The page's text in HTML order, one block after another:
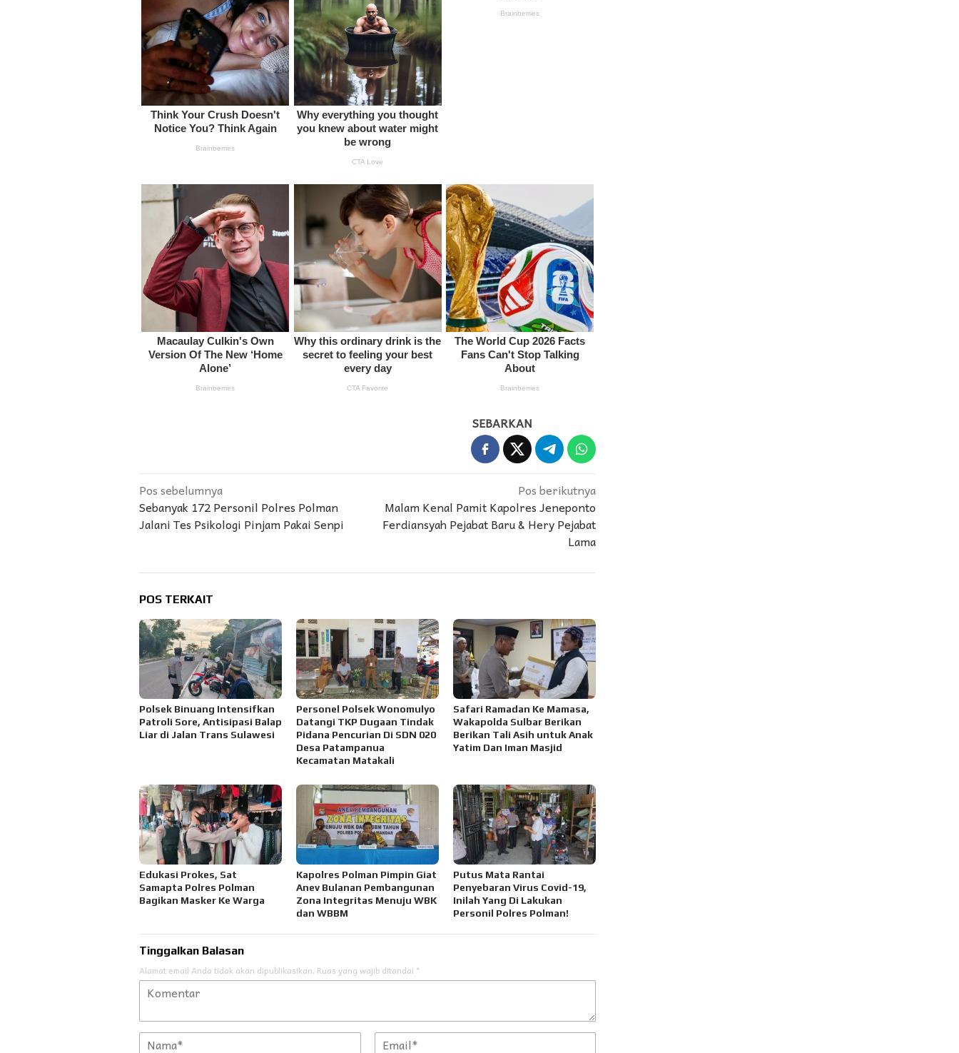
SEBARKAN
Navigasi
pos
Pos sebelumnya
Sebanyak 172 Personil Polres Polman
Jalani Tes Psikologi Pinjam Pakai Senpi
Pos berikutnya
Malam Kenal Pamit Kapolres Jeneponto
Ferdiansyah Pejabat Baru & Hery Pejabat
Lama
POS TERKAIT
Polsek Binuang Intensifkan
Patroli Sore, Antisipasi Balap
Liar di Jalan Trans Sulawesi
Personel Polsek Wonomulyo
Datangi TKP Dugaan Tindak
Pidana Pencurian Di SDN 020
Desa Patampanua
Kecamatan Matakali
Safari Ramadan Ke Mamasa,
Wakapolda Sulbar Berikan
Berikan Tali Asih untuk Anak
Yatim Dan Iman Masjid
Edukasi Prokes, Sat
Samapta Polres Polman
Bagikan Masker Ke Warga
Kapolres Polman Pimpin Giat
Anev Bulanan Pembangunan
Zona Integritas Menuju WBK
dan WBBM
Putus Mata Rantai
Penyebaran Virus Covid-19,
Inilah Yang Di Lakukan
Personil Polres Polman!
Tinggalkan Balasan
Alamat email Anda tidak akan dipublikasikan. Ruas yang wajib ditandai *